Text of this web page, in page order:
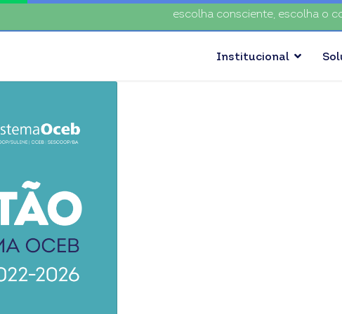
escolha consciente, escolha o coop • escolha
Institucional